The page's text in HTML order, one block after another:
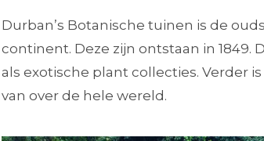
Durban’s Botanische tuinen is de
continent. Deze zijn ontstaan in 1849.
als exotische plant collecties. Verder
van over de hele wereld.